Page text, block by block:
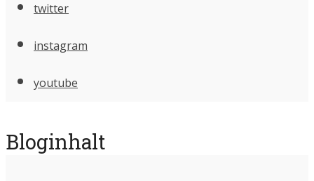
twitter
instagram
youtube
Bloginhalt